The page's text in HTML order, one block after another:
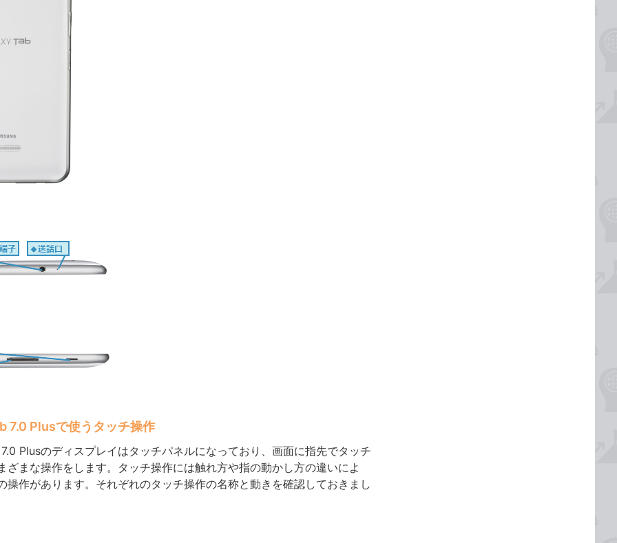
7.0 Plusで使うタッチ操作
Plusのディスプレイはタッチパネルになっており、画面に指先でタッチ
ざまな操作をします。タッチ操作には触れ方や指の動かし方の違いによ
操作があります。それぞれのタッチ操作の名称と動きを確認しておきまし